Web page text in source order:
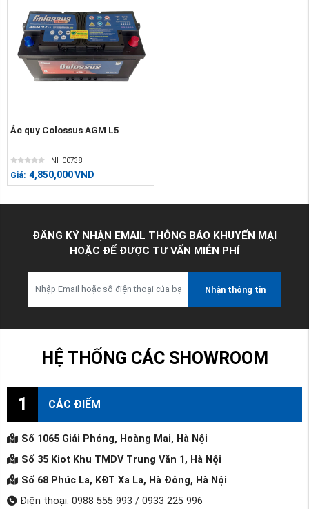
Ắc quy Colossus AGM L5
NH00738
Giá: 4,850,000VND
ĐĂNG KÝ NHẬN EMAIL THÔNG BÁO KHUYẾN MẠI
HOẶC ĐỂ ĐƯỢC TƯ VẤN MIỄN PHÍ
Nhận thông tin
HỆ THỐNG CÁC SHOWROOM
1 CÁC ĐIỂM
Số 1065 Giải Phóng, Hoàng Mai, Hà Nội
Số 35 Kiot Khu TMDV Trung Văn 1, Hà Nội
Số 68 Phúc La, KĐT Xa La, Hà Đông, Hà Nội
Điện thoại: 0988 555 993 / 0933 225 996